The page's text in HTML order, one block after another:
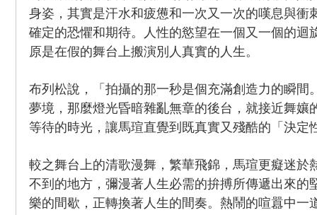
身姿，其實是汗水和疲憊和一次又一次的嘆息與衝
確定的恐懼和期待。人性的慾望在一個又一個的迴
原是在假的舞台上搬演別人真實的人生。
布列松說，「拍攝的那一秒是個充滿創造力的瞬間
夢境，那麼燈光昏暗雜亂無章的後台，就接近舞孃
等待的時光，讓馬瑄直覺到既真實又殘酷的「決定
較之舞台上的清歌漫舞，繁華飛錦，馬瑄更癡迷於
不到的地方，彌漫著人生必需的拚搏所傳遞出來的
樂的間歇，正轉換著人生的間奏。熱鬧的喧囂中一